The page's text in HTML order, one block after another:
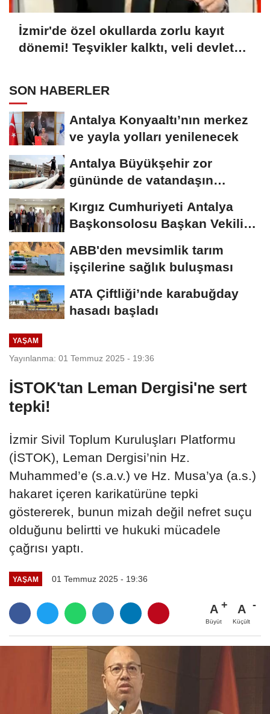
İzmir'de özel okullarda zorlu kayıt
dönemi! Teşvikler kalktı, veli devlet
SON HABERLER
Antalya Konyaaltı’nın merkez
ve yayla yolları yenilenecek
Antalya Büyükşehir zor
gününde de vatandaşın
Kırgız Cumhuriyeti Antalya
Başkonsolosu Başkan Vekili
ABB'den mevsimlik tarım
işçilerine sağlık buluşması
ATA Çiftliği’nde karabuğday
hasadı başladı
YAŞAM
Yayınlanma: 01 Temmuz 2025 - 19:36
İSTOK'tan Leman Dergisi'ne sert
tepki!
İzmir Sivil Toplum Kuruluşları Platformu
(İSTOK), Leman Dergisi’nin Hz.
Muhammed’e (s.a.v.) ve Hz. Musa’ya (a.s.)
hakaret içeren karikatürüne tepki
göstererek, bunun mizah değil nefret suçu
olduğunu belirtti ve hukuki mücadele
çağrısı yaptı.
YAŞAM 01 Temmuz 2025 - 19:36
A
Büyüt
A
Küçült